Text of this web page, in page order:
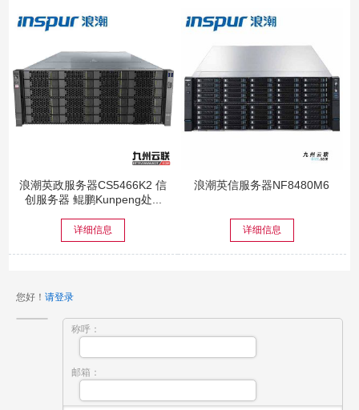
浪潮英政服务器CS5466K2 信
创服务器 鲲鹏Kunpeng处...
详细信息
浪潮英信服务器NF8480M6
详细信息
您好！ 请登录
称呼：
邮箱：